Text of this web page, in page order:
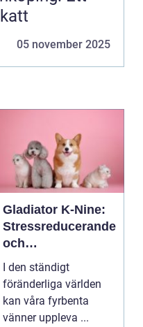
05 november 2025
Gladiator K-Nine:
Stressreducerande
och
ångestdämpande
hundhalsband
I den ständigt
föränderliga världen
kan våra fyrbenta
vänner uppleva ...